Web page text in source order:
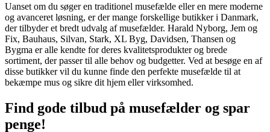
Uanset om du søger en traditionel musefælde eller en mere moderne
og avanceret løsning, er der mange forskellige butikker i Danmark,
der tilbyder et bredt udvalg af musefælder. Harald Nyborg, Jem og
Fix, Bauhaus, Silvan, Stark, XL Byg, Davidsen, Thansen og
Bygma er alle kendte for deres kvalitetsprodukter og brede
sortiment, der passer til alle behov og budgetter. Ved at besøge en af
disse butikker vil du kunne finde den perfekte musefælde til at
bekæmpe mus og sikre dit hjem eller virksomhed.
Find gode tilbud på musefælder og spar
penge!